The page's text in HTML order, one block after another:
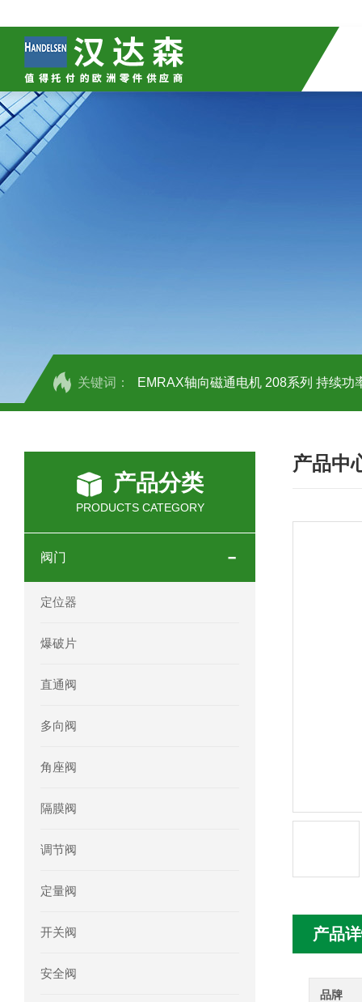
关键词： EMRAX轴向磁通电机 208系列 持续功
OEMER三相同步电机MTES 132SB/2
OEMER三相同步电机MTES 160MA/2
OEMER电机QLS 180M环保农业领域
AC-MOTOREN电机FCPA 71B-2参数
产品分类
PRODUCTS CATEGORY
阀门
定位器
爆破片
直通阀
多向阀
角座阀
隔膜阀
调节阀
定量阀
开关阀
安全阀
产品中
产品
品牌